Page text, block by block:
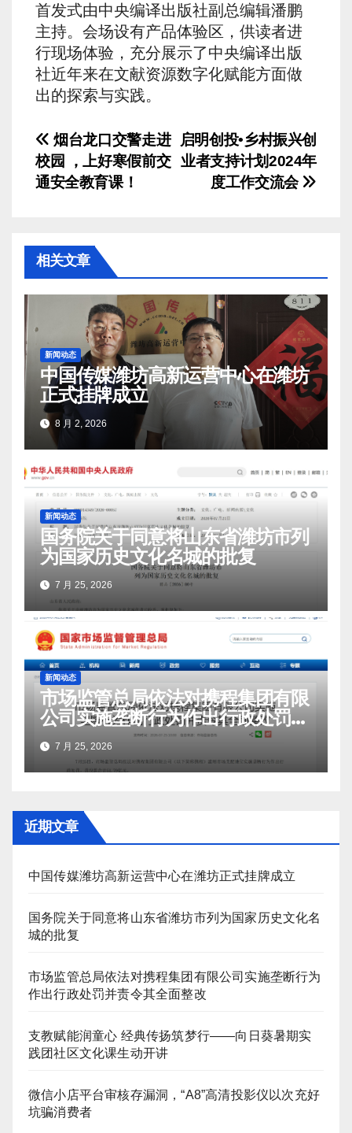
首发式由中央编译出版社副总编辑潘鹏
主持。会场设有产品体验区，供读者进
行现场体验，充分展示了中央编译出版
社近年来在文献资源数字化赋能方面做
出的探索与实践。
文
章
航
启明创投•乡村振兴创
业者支持计划2024年
度工作交流会
烟台龙口交警走进
校园 ，上好寒假前交
通安全教育课！
相关文章
新闻动态
中国传媒潍坊高新运营中心在潍坊
正式挂牌成立
8 月 2, 2026
新闻动态
国务院关于同意将山东省潍坊市列
为国家历史文化名城的批复
7 月 25, 2026
新闻动态
市场监管总局依法对携程集团有限
公司实施垄断行为作出行政处罚并
责令其全面整改
7 月 25, 2026
近期文章
中国传媒潍坊高新运营中心在潍坊正式挂牌成立
国务院关于同意将山东省潍坊市列为国家历史文化名
城的批复
市场监管总局依法对携程集团有限公司实施垄断行为
作出行政处罚并责令其全面整改
支教赋能润童心 经典传扬筑梦行——向日葵暑期实
践团社区文化课生动开讲
微信小店平台审核存漏洞，“A8”高清投影仪以次充好
坑骗消费者